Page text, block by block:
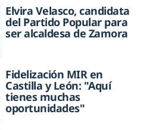
Elvira Velasco, candidata
del Partido Popular para
ser alcaldesa de Zamora
Fidelización MIR en
Castilla y León: "Aquí
tienes muchas
oportunidades"